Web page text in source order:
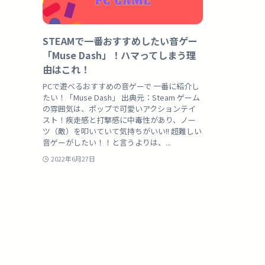
STEAMで一番おすすめしたい音ゲー
「Muse Dash」！ハマってしまう理
由はこれ！
PCで遊べるおすすめの音ゲーで 一番に紹介し
たい！「Muse Dash」 出典元：Steam ゲーム
の雰囲気は、ポップで可愛いアクションテイ
スト！疾走感と打撃感に中毒性があり、ノー
ツ（敵）を叩いていて気持ちがいい!! 超難しい
音ゲーがしたい！！と言うよりは、...
2022年6月27日